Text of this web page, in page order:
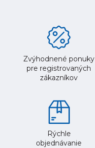
Zvýhodnené ponuky
pre registrovaných
zákazníkov
Rýchle
objednávanie